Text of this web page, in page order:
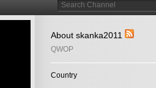
About skanka2011
QWOP
Country